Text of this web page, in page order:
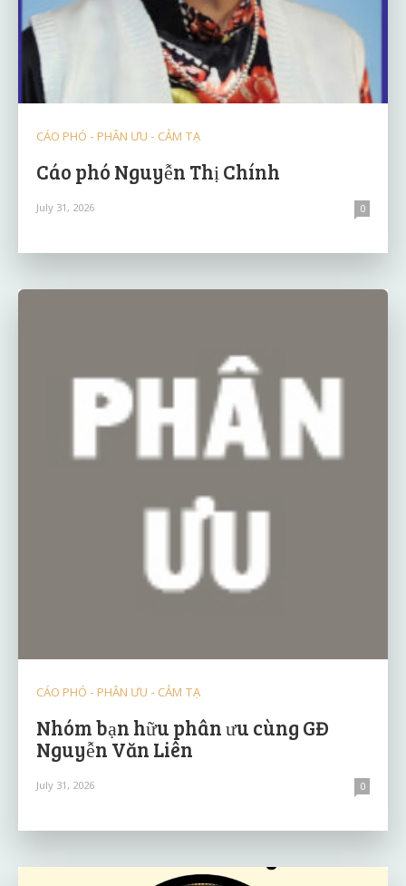
CÁO PHÓ - PHÂN ƯU - CẢM TẠ
Cáo phó Nguyễn Thị Chính
July 31, 2026 0
CÁO PHÓ - PHÂN ƯU - CẢM TẠ
Nhóm bạn hữu phân ưu cùng GĐ
Nguyễn Văn Liên
July 31, 2026 0